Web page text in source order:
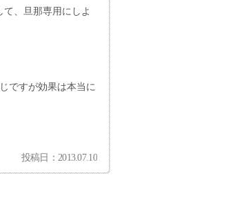
、旦那専用にしよ
ですが効果は本当に
投稿日：2013.07.10